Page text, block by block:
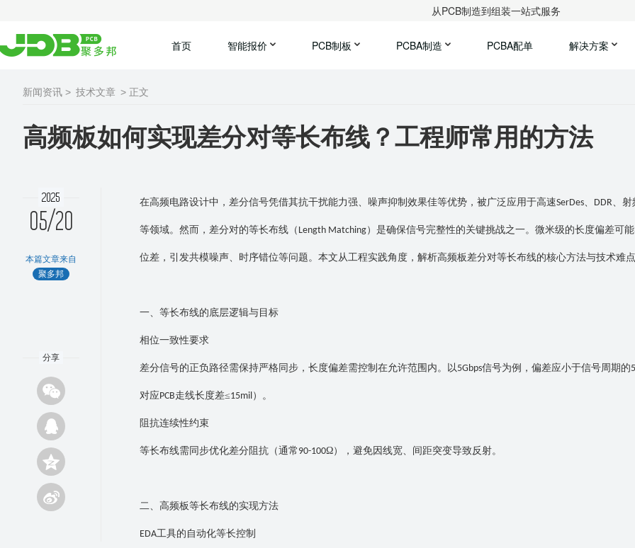
从PCB制造到组装一站式服务
首页 智能报价 PCB制板 PCBA制造 PCBA配单 解决方案
新闻资讯 > 技术文章 > 正文
高频板如何实现差分对等长布线？工程师常用的方法
2025
05/20
本篇文章来自
聚多邦
分享
在高频电路设计中，差分信号凭借其抗干扰能力强、噪声抑制效果佳等优势，被广泛应用于高速SerDes、 DDR、射
等领域。然而，差分对的等长布线（ Length Matching）是确保信号完整性的关键挑战之一。微米级的长度偏差可
位差，引发共模噪声、时序错位等问题。本文从工程实践角度，解析高频板差分对等长布线的核心方法与技术难
一、等长布线的底层逻辑与目标
相位一致性要求
差分信号的正负路径需保持严格同步，长度偏差需控制在允许范围内。以5Gbps信号为例，偏差应小于信号周期的
对应PCB走线长度差≤15mil）。
阻抗连续性约束
等长布线需同步优化差分阻抗（通常 90-100Ω），避免因线宽、间距突变导致反射。
二、高频板等长布线的实现方法
EDA工具的自动化等长控制